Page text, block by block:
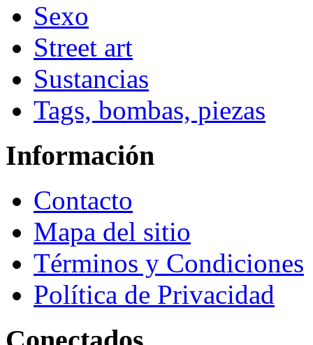
Sexo
Street art
Sustancias
Tags, bombas, piezas
Información
Contacto
Mapa del sitio
Términos y Condiciones
Política de Privacidad